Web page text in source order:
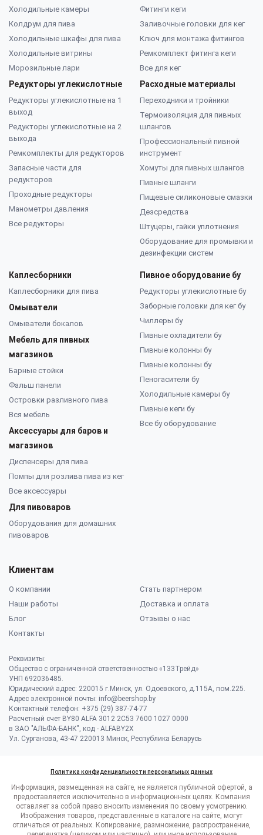
Холодильные камеры
Колдрум для пива
Холодильные шкафы для пива
Холодильные витрины
Морозильные лари
Редукторы углекислотные
Редукторы углекислотные на 1
выход
Редукторы углекислотные на 2
выхода
Ремкомплекты для редукторов
Запасные части для
редукторов
Проходные редукторы
Манометры давления
Все редукторы
Фитинги кеги
Заливочные головки для кег
Ключ для монтажа фитингов
Ремкомплект фитинга кеги
Все для кег
Расходные материалы
Переходники и тройники
Термоизоляция для пивных
шлангов
Профессиональный пивной
инструмент
Хомуты для пивных шлангов
Пивные шланги
Пищевые силиконовые смазки
Дезсредства
Штуцеры, гайки уплотнения
Оборудование для промывки и
дезинфекции систем
Каплесборники
Каплесборники для пива
Омыватели
Омыватели бокалов
Мебель для пивных
магазинов
Барные стойки
Фальш панели
Островки разливного пива
Вся мебель
Аксессуары для баров и
магазинов
Диспенсеры для пива
Помпы для розлива пива из кег
Все аксессуары
Для пивоваров
Оборудования для домашних
пивоваров
Пивное оборудование бу
Редукторы углекислотные бу
Заборные головки для кег бу
Чиллеры бу
Пивные охладители бу
Пивные колонны бу
Пивные колонны бу
Пеногасители бу
Холодильные камеры бу
Пивные кеги бу
Все бу оборудование
Клиентам
О компании
Стать партнером
Наши работы
Доставка и оплата
Блог
Отзывы о нас
Контакты
Реквизиты:
Общество с ограниченной ответственностью «133Трейд»
УНП 692036485​.
Юридический адрес: 220015 г.Минск, ул. Одоевского, д.115А, пом.225.
Адрес электронной почты: info@beershop.by
Контактный телефон: +375 (29) 387-74-77
Расчетный счет BY80 ALFA 3012 2C53 7600 1027 0000
в ЗАО "АЛЬФА-БАНК", код - ALFABY2X
Ул. Сурганова, 43-47 220013 Минск, Республика Беларусь
Политика конфиденциальности персональных данных
Информация, размещенная на сайте, не является публичной офертой, а
предоставляется исключительно в информационных целях. Компания
оставляет за собой право вносить изменения по своему усмотрению.
Изображения товаров, представленные в каталоге на сайте, могут
отличаться от реальных. Копирование, размножение, распространение,